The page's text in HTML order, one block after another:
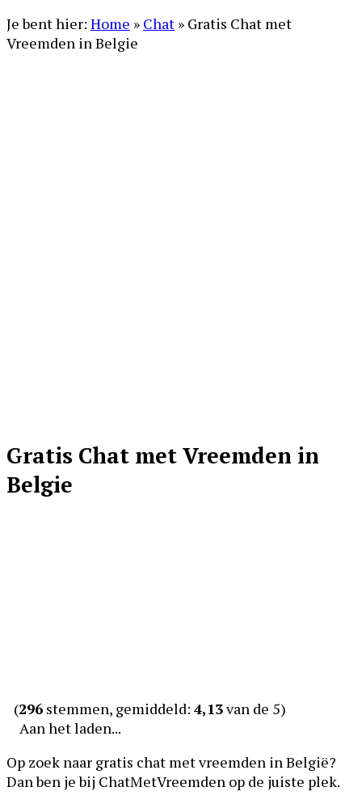
Je bent hier: Home » Chat » Gratis Chat met
Vreemden in Belgie
Gratis Chat met Vreemden in
Belgie
(296 stemmen, gemiddeld: 4,13van de 5)
Aan het laden...
Op zoek naar gratis chat met vreemden in België?
Dan ben je bij ChatMetVreemden op de juiste plek.